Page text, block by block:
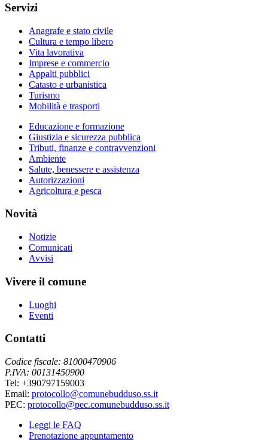
Servizi
Anagrafe e stato civile
Cultura e tempo libero
Vita lavorativa
Imprese e commercio
Appalti pubblici
Catasto e urbanistica
Turismo
Mobilità e trasporti
Educazione e formazione
Giustizia e sicurezza pubblica
Tributi, finanze e contravvenzioni
Ambiente
Salute, benessere e assistenza
Autorizzazioni
Agricoltura e pesca
Novità
Notizie
Comunicati
Avvisi
Vivere il comune
Luoghi
Eventi
Contatti
Codice fiscale: 81000470906
P.IVA: 00131450900
Tel: +390797159003
Email: protocollo@comunebudduso.ss.it
PEC: protocollo@pec.comunebudduso.ss.it
Leggi le FAQ
Prenotazione appuntamento